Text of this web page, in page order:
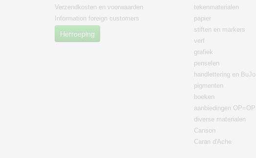
Verzendkosten en voorwaarden
Information foreign customers
Herroeping
tekenmaterialen
papier
stiften en markers
verf
grafiek
penselen
handlettering en BuJo
pigmenten
boeken
aanbiedingen OP=OP
diverse materialen
Canson
Caran d'Ache